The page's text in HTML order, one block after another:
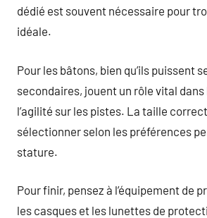
dédié est souvent nécessaire pour
idéale.
Pour les bâtons, bien qu’ils puissent
secondaires, jouent un rôle vital
l’agilité sur les pistes. La taille
sélectionner selon les préférences
stature.
Pour finir, pensez à l’équipement de
les casques et les lunettes de